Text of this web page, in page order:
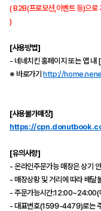
( B2B(프로모션,이벤트 등)으로
)
[사용방법]
- 네네치킨 홈페이지 또는 앱 내
※ 바로가기http://
[사용불가매장]
https://
[유의사항]
- 온라인주문가능 매장은 상기
- 매장상황 및 거리에 따라 배달
- 주문가능시간:12:00~24:00(
- 대표번호(1599-4479)로는